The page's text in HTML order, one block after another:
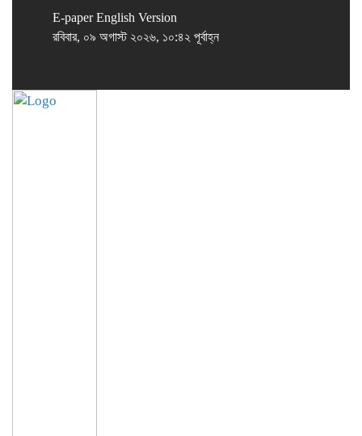
E-paper English Version
রবিবার, ০৯ অগাস্ট ২০২৬, ১০:৪২ পূর্বাহ্ন